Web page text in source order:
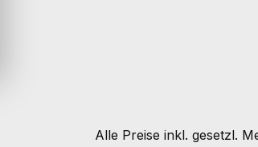
Alle Preise inkl. gesetzl.